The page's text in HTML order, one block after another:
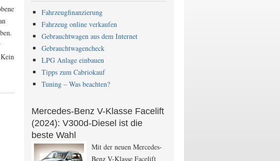
Fahrzeugfinanzierung
Fahrzeug online verkaufen
Gebrauchtwagen aus dem Internet
Gebrauchtwagencheck
LPG Anlage einbauen
Tipps zum Cabriokauf
Tuning – Was beachten?
Mercedes-Benz V-Klasse Facelift
(2024): V300d-Diesel ist die
beste Wahl
Mit der neuen Mercedes-
Benz V-Klasse Facelift